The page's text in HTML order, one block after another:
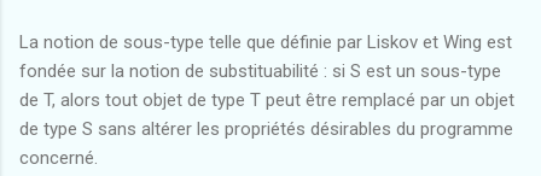
La notion de sous-type telle que définie par Liskov et Wing est
fondée sur la notion de substituabilité : si S est un sous-type
de T, alors tout objet de type T peut être remplacé par un objet
de type S sans altérer les propriétés désirables du programme
concerné.